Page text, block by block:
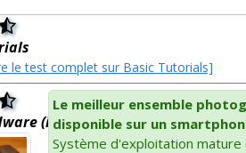
le test complet sur Basic Tutorials]
(it)
Le meilleur ensemble
disponible sur un
Système d'exploitation